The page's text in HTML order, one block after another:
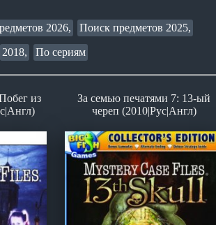
2026, Поиск предметов 2025,
2018, По сериям
из
За семью печатями 7: 13-ый
череп (2010|Рус|Англ)